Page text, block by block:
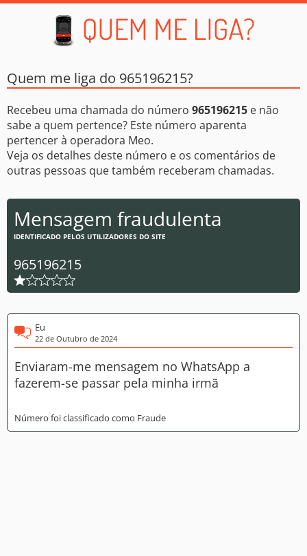
Quem me liga do 965196215?
Recebeu uma chamada do número 965196215 e não
sabe a quem pertence? Este número aparenta
pertencer à operadora Meo.
Veja os detalhes deste número e os comentários de
outras pessoas que também receberam chamadas.
Mensagem fraudulenta
IDENTIFICADO PELOS UTILIZADORES DO SITE
965196215
Eu
22 de Outubro de 2024
Enviaram-me mensagem no WhatsApp a
fazerem-se passar pela minha irmã
Número foi classificado como Fraude